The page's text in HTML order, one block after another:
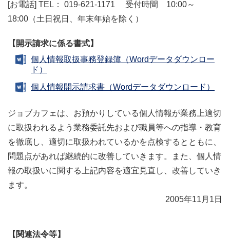
[お電話] TEL： 019-621-1171 受付時間 10:00～
18:00（土日祝日、年末年始を除く）
【開示請求に係る書式】
個人情報取扱事務登録簿（Wordデータダウンロー
ド）
個人情報開示請求書（Wordデータダウンロード）
ジョブカフェは、お預かりしている個人情報が業務上適切
に取扱われるよう業務委託先および職員等への指導・教育
を徹底し、適切に取扱われているかを点検するとともに、
問題点があれば継続的に改善していきます。また、個人情
報の取扱いに関する上記内容を適宜見直し、改善していき
ます。
2005年11月1日
【関連法令等】